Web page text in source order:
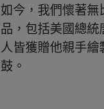
如今，我們懷著
品，包括美國總統
人皆獲贈他親手繪
鼓。